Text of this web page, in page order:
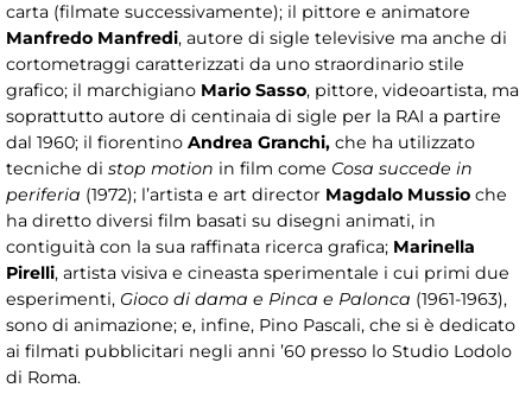
carta (filmate successivamente); il pittore e animatore
Manfredo Manfredi, autore di sigle televisive ma anche di
cortometraggi caratterizzati da uno straordinario stile
grafico; il marchigiano Mario Sasso, pittore, videoartista, ma
soprattutto autore di centinaia di sigle per la RAI a partire
dal 1960; il fiorentino Andrea Granchi, che ha utilizzato
tecniche di stop motion in film come Cosa succede in
periferia (1972); l’artista e art director Magdalo Mussio che
ha diretto diversi film basati su disegni animati, in
contiguità con la sua raffinata ricerca grafica; Marinella
Pirelli, artista visiva e cineasta sperimentale i cui primi due
esperimenti, Gioco di dama e Pinca e Palonca (1961-1963),
sono di animazione; e, infine, Pino Pascali, che si è dedicato
ai filmati pubblicitari negli anni ’60 presso lo Studio Lodolo
di Roma.